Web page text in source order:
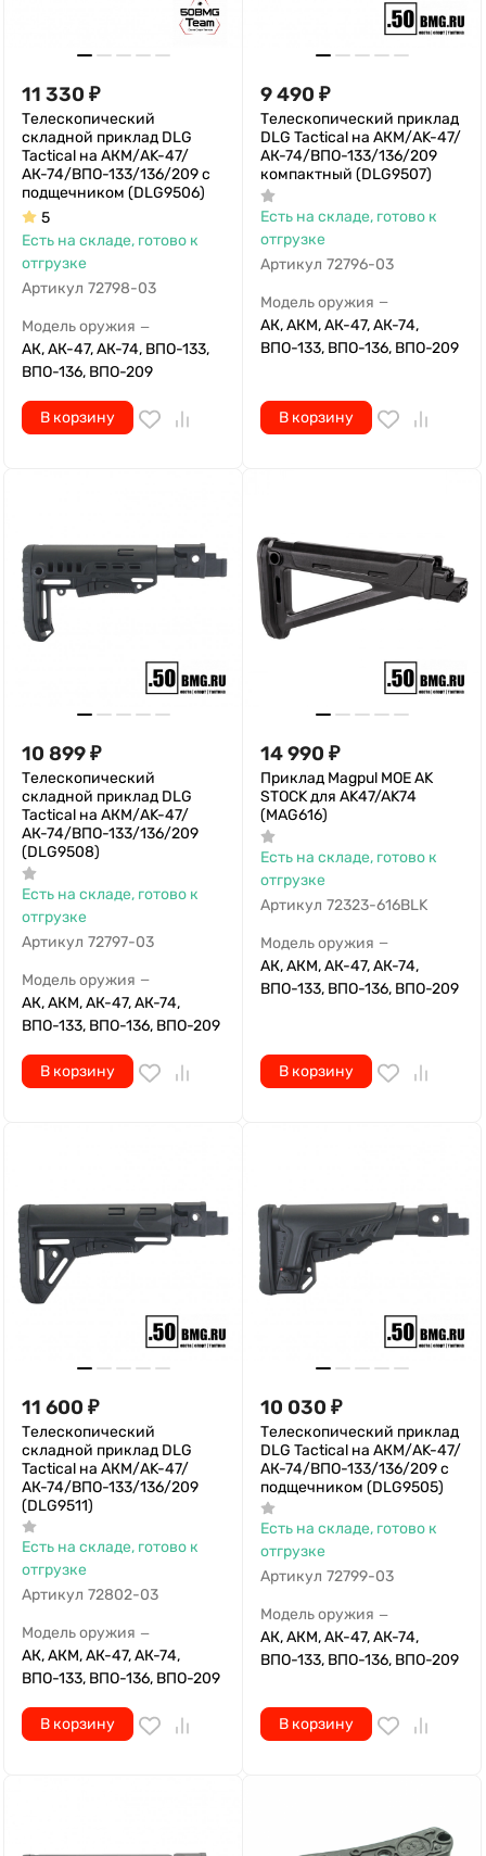
11 330 ₽
Телескопический
складной приклад DLG
Tactical на АКМ/AK-47/
АК-74/ВПО-133/136/209 с
подщечником (DLG9506)
5
Есть на складе, готово к
отгрузке
Артикул 72798-03
Модель оружия —
АК, АК-47, АК-74, ВПО-133,
ВПО-136, ВПО-209
В корзину
9 490 ₽
Телескопический приклад
DLG Tactical на АКМ/AK-47/
АК-74/ВПО-133/136/209
компактный (DLG9507)
Есть на складе, готово к
отгрузке
Артикул 72796-03
Модель оружия —
АК, АКМ, АК-47, АК-74,
ВПО-133, ВПО-136, ВПО-209
В корзину
10 899₽
Телескопический
складной приклад DLG
Tactical на АКМ/AK-47/
АК-74/ВПО-133/136/209
(DLG9508)
Есть на складе, готово к
отгрузке
Артикул 72797-03
Модель оружия —
АК, АКМ, АК-47, АК-74,
ВПО-133, ВПО-136, ВПО-209
В корзину
14 990 ₽
Приклад Magpul MOE AK
STOCK для AK47/AK74
(MAG616)
Есть на складе, готово к
отгрузке
Артикул 72323-616BLK
Модель оружия —
АК, АКМ, АК-47, АК-74,
ВПО-133, ВПО-136, ВПО-209
В корзину
11 600 ₽
Телескопический
складной приклад DLG
Tactical на АКМ/AK-47/
АК-74/ВПО-133/136/209
(DLG9511)
Есть на складе, готово к
отгрузке
Артикул 72802-03
Модель оружия —
АК, АКМ, АК-47, АК-74,
ВПО-133, ВПО-136, ВПО-209
В корзину
10 030 ₽
Телескопический приклад
DLG Tactical на АКМ/AK-47/
АК-74/ВПО-133/136/209 с
подщечником (DLG9505)
Есть на складе, готово к
отгрузке
Артикул 72799-03
Модель оружия —
АК, АКМ, АК-47, АК-74,
ВПО-133, ВПО-136, ВПО-209
В корзину